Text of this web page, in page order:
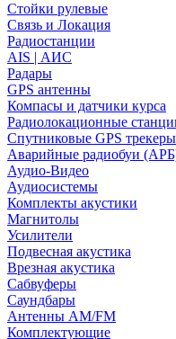
Стойки рулевые
Связь и Локация
Радиостанции
AIS | АИС
Радары
GPS антенны
Компасы и датчики курса
Радиолокационные
Спутниковые GPS
Аварийные радиобуи
Аудио-Видео
Аудиосистемы
Комплекты акустики
Магнитолы
Усилители
Подвесная акустика
Врезная акустика
Сабвуферы
Саундбары
Антенны AM/FM
Комплектующие